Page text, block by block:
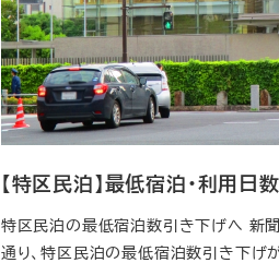
【特区民泊】最低宿泊・利用
特区民泊の最低宿泊数引き下げへ 新
通り、特区民泊の最低宿泊数引き下